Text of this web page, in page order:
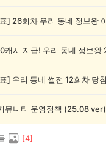
뮤니티 운영정책 (25.08 ver)
[4]